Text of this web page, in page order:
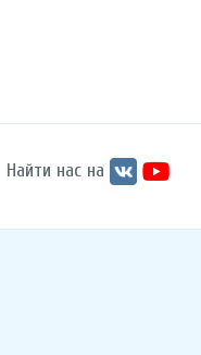
Найти нас на